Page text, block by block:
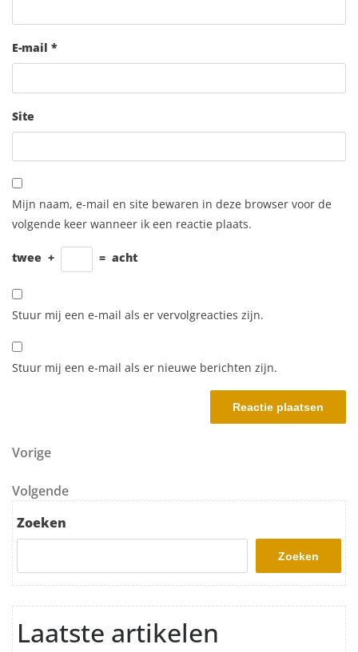
E-mail *
Site
Mijn naam, e-mail en site bewaren in deze browser voor de
volgende keer wanneer ik een reactie plaats.
twee + = acht
Stuur mij een e-mail als er vervolgreacties zijn.
Stuur mij een e-mail als er nieuwe berichten zijn.
Berichtnavigatie
Vorig bericht
Vorige
Volgend bericht
Volgende
Zoeken
Zoeken
Laatste artikelen